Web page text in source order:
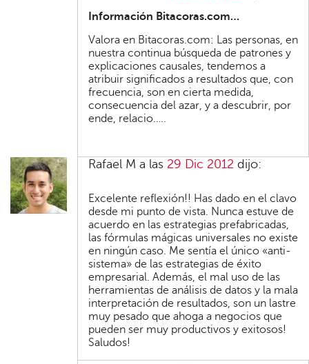
Información Bitacoras.com…
Valora en Bitacoras.com: Las personas, en
nuestra continua búsqueda de patrones y
explicaciones causales, tendemos a
atribuir significados a resultados que, con
frecuencia, son en cierta medida,
consecuencia del azar, y a descubrir, por
ende, relacio…..
Rafael M a las 29 Dic 2012 dijo:
Excelente reflexión!! Has dado en el clavo
desde mi punto de vista. Nunca estuve de
acuerdo en las estrategias prefabricadas,
las fórmulas mágicas universales no existe
en ningún caso. Me sentía el único «anti-
sistema» de las estrategias de éxito
empresarial. Además, el mal uso de las
herramientas de análisis de datos y la mala
interpretación de resultados, son un lastre
muy pesado que ahoga a negocios que
pueden ser muy productivos y exitosos!
Saludos!